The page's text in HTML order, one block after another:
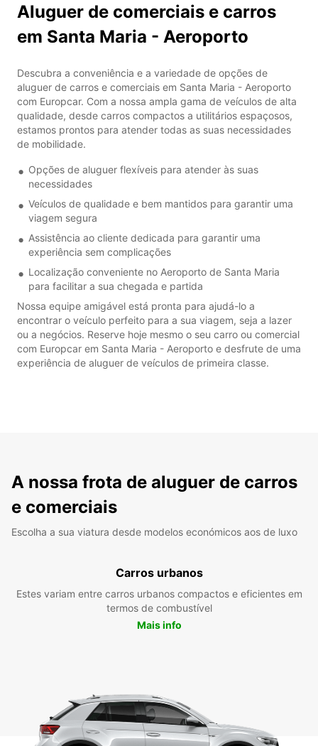
Aluguer de comerciais e carros
em Santa Maria - Aeroporto
Descubra a conveniência e a variedade de opções de
aluguer de carros e comerciais em Santa Maria - Aeroporto
com Europcar. Com a nossa ampla gama de veículos de alta
qualidade, desde carros compactos a utilitários espaçosos,
estamos prontos para atender todas as suas necessidades
de mobilidade.
Opções de aluguer flexíveis para atender às suas
necessidades
Veículos de qualidade e bem mantidos para garantir uma
viagem segura
Assistência ao cliente dedicada para garantir uma
experiência sem complicações
Localização conveniente no Aeroporto de Santa Maria
para facilitar a sua chegada e partida
Nossa equipe amigável está pronta para ajudá-lo a
encontrar o veículo perfeito para a sua viagem, seja a lazer
ou a negócios. Reserve hoje mesmo o seu carro ou comercial
com Europcar em Santa Maria - Aeroporto e desfrute de uma
experiência de aluguer de veículos de primeira classe.
A nossa frota de aluguer de carros
e comerciais
Escolha a sua viatura desde modelos económicos aos de luxo
Carros urbanos
Estes variam entre carros urbanos compactos e eficientes em
termos de combustível
Mais info